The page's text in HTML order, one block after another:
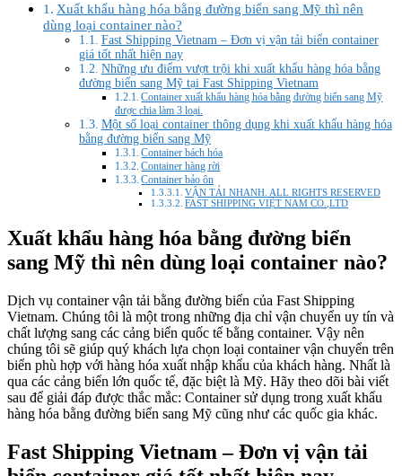
Xuất khẩu hàng hóa bằng đường biển sang Mỹ thì nên
dùng loại container nào?
Fast Shipping Vietnam – Đơn vị vận tải biển container
giá tốt nhất hiện nay
Những ưu điểm vượt trội khi xuất khẩu hàng hóa bằng
đường biển sang Mỹ tại Fast Shipping Vietnam
Container xuất khẩu hàng hóa bằng đường biển sang Mỹ
được chia làm 3 loại.
Một số loại container thông dụng khi xuất khẩu hàng hóa
bằng đường biển sang Mỹ
Container bách hóa
Container hàng rời
Container bảo ôn
VẬN TẢI NHANH. ALL RIGHTS RESERVED
FAST SHIPPING VIỆT NAM CO.,LTD
Xuất khẩu hàng hóa bằng đường biển
sang Mỹ thì nên dùng loại container nào?
Dịch vụ container vận tải bằng đường biển của Fast Shipping
Vietnam. Chúng tôi là một trong những địa chỉ vận chuyển uy tín và
chất lượng sang các cảng biển quốc tế bằng container. Vậy nên
chúng tôi sẽ giúp quý khách lựa chọn loại container vận chuyển trên
biển phù hợp với hàng hóa xuất nhập khẩu của khách hàng. Nhất là
qua các cảng biển lớn quốc tế, đặc biệt là Mỹ. Hãy theo dõi bài viết
sau để giải đáp được thắc mắc: Container sử dụng trong xuất khẩu
hàng hóa bằng đường biển sang Mỹ cũng như các quốc gia khác.
Fast Shipping Vietnam – Đơn vị vận tải